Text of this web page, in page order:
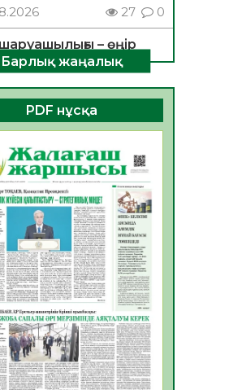
27 0
– өңір
негізгі
35 0
БЕЛСЕНДІЛІК –
НЕГІЗІ
32
САЙЛАУЫ –
БАСТАР
ТАҢДАУ
35
ауруларға
иммундау
тиімділігі
36
ауруы туралы
Барлық жаңалық
PDF нұсқа